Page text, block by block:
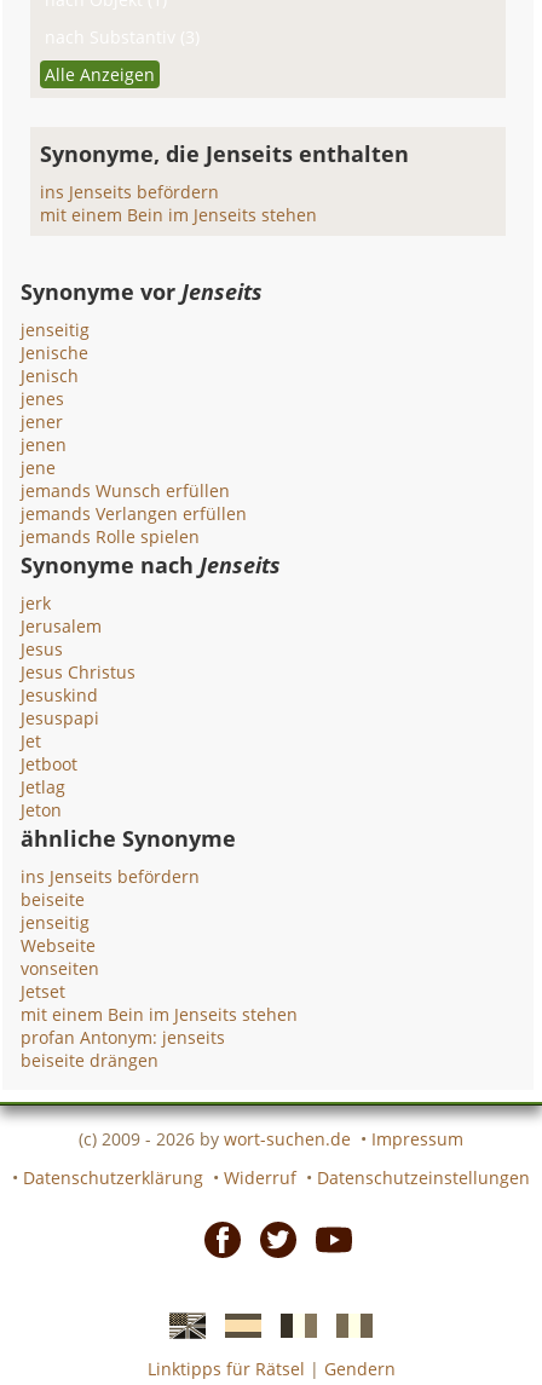
nach Substantiv (3)
Alle Anzeigen
Synonyme, die Jenseits enthalten
ins Jenseits befördern
mit einem Bein im Jenseits stehen
Synonyme vorJenseits
jenseitig
Jenische
Jenisch
jenes
jener
jenen
jene
jemands Wunsch erfüllen
jemands Verlangen erfüllen
jemands Rolle spielen
Synonyme nachJenseits
jerk
Jerusalem
Jesus
Jesus Christus
Jesuskind
Jesuspapi
Jet
Jetboot
Jetlag
Jeton
ähnliche Synonyme
ins Jenseits befördern
beiseite
jenseitig
Webseite
vonseiten
Jetset
mit einem Bein im Jenseits stehen
profan Antonym: jenseits
beiseite drängen
(c) 2009 - 2026 by wort-suchen.de • Impressum
• Datenschutzerklärung • Widerruf • Datenschutzeinstellungen
EnglischeSpanischefranzösicheitalienische
Linktipps für Rätsel | Gendern